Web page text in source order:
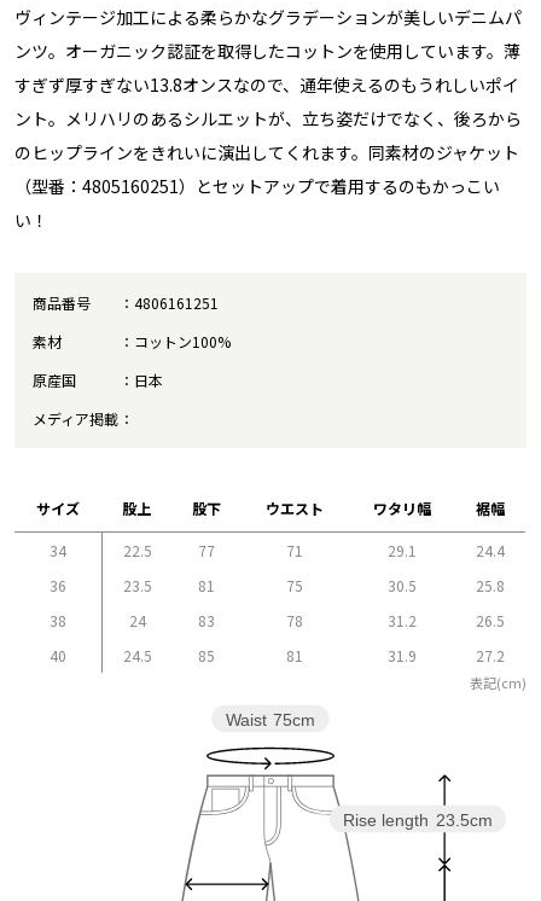
ヴィンテージ加工による柔らかなグラデーションが美しいデニムパ
ンツ。オーガニック認証を取得したコットンを使用しています。薄
すぎず厚すぎない13.8オンスなので、通年使えるのもうれしいポイ
ント。メリハリのあるシルエットが、立ち姿だけでなく、後ろから
のヒップラインをきれいに演出してくれます。同素材のジャケット
（型番：4805160251）とセットアップで着用するのもかっこい
い！
商品番号
4806161251
素材
コットン100%
原産国
日本
メディア掲載
サイズ 股上 股下 ウエスト ワタリ幅 裾幅
34 22.5 77 71 29.1
24.4
36
23.5 81 75 30.5
25.8
38
24 83 78 31.2
26.5
40
24.5 85 81 31.9 27.2
表記(cm)
Rise length 23.5cm
Waist 75cm